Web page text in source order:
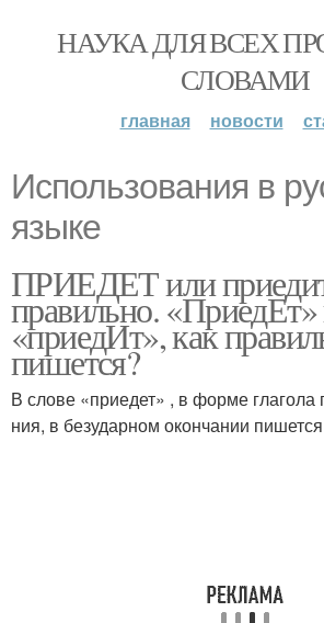
НАУКА ДЛЯ ВСЕХ
СЛОВАМИ
главная новости
Использования в
языке
ПРИЕДЕТ или
правильно.
«приедИт», как
пишется?
В сло­ве «при­е­дет» , в фор­ме
ния, в без­удар­ном окон­ча­нии